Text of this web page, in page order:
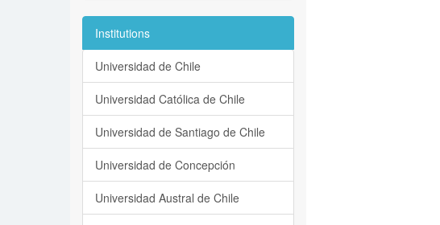
Institutions
Universidad de Chile
Universidad Católica de Chile
Universidad de Santiago de Chile
Universidad de Concepción
Universidad Austral de Chile